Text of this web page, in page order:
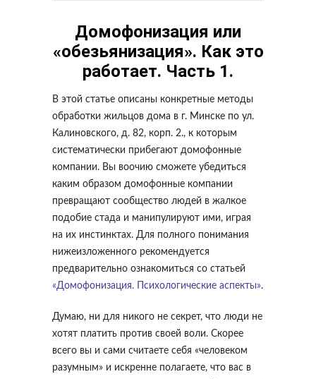
Домофонизация или
«обезьянизация». Как это
работает. Часть 1.
В этой статье описаны конкретные методы
обработки жильцов дома в г. Минске по ул.
Калиновского, д. 82, корп. 2., к которым
систематически прибегают домофонные
компании. Вы воочию сможете убедиться
каким образом домофонные компании
превращают сообщество людей в жалкое
подобие стада и манипулируют ими, играя
на их инстинктах. Для полного понимания
нижеизложенного рекомендуется
предварительно ознакомиться со статьей
«Домофонизация. Психологические аспекты».
Думаю, ни для никого не секрет, что люди не
хотят платить против своей воли. Скорее
всего вы и сами считаете себя «человеком
разумным» и искренне полагаете, что вас в